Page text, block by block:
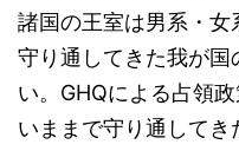
諸国の王室は男系・女
守り通してきた我が
い。GHQによる占領
いままで守り通してき